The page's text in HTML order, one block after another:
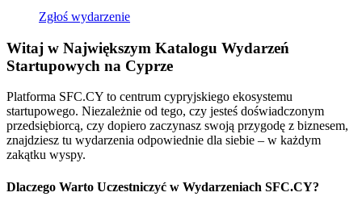
Zgłoś wydarzenie
Witaj w Największym Katalogu Wydarzeń
Startupowych na Cyprze
Platforma SFC.CY to centrum cypryjskiego ekosystemu
startupowego. Niezależnie od tego, czy jesteś doświadczonym
przedsiębiorcą, czy dopiero zaczynasz swoją przygodę z biznesem,
znajdziesz tu wydarzenia odpowiednie dla siebie – w każdym
zakątku wyspy.
Dlaczego Warto Uczestniczyć w Wydarzeniach SFC.CY?